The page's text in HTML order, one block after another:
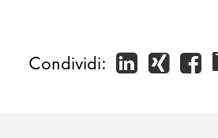
Condividi: